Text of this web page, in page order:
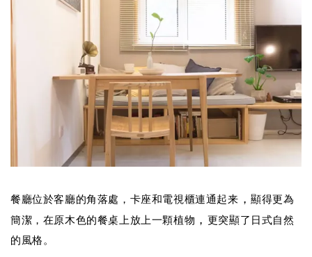
餐廳位於客廳的角落處，卡座和電視櫃連通起来 ，顯得更為
簡潔，在原木色的餐桌上放上一顆植物 ， 更突顯了日式自然
的風格。